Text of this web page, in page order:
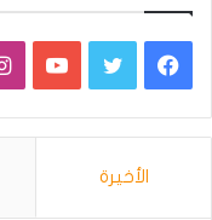
فيسبوكتويتر
الأخيرة